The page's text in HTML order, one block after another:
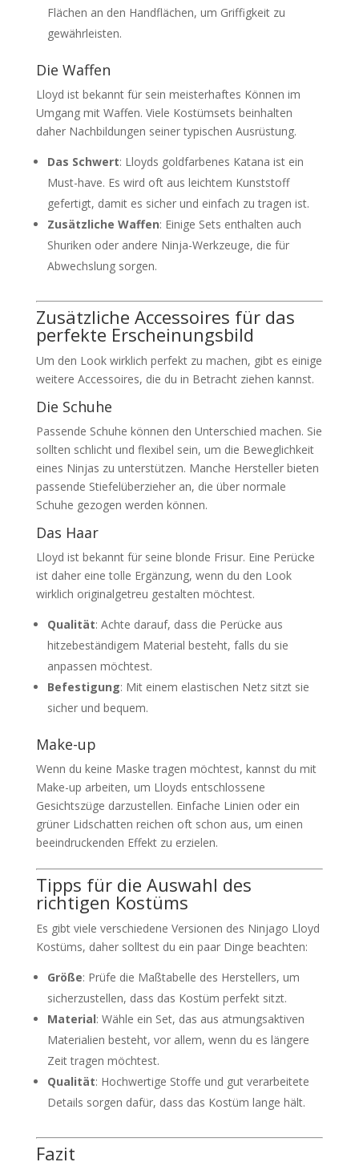
Flächen an den Handflächen, um Griffigkeit zu
gewährleisten.
Die Waffen
Lloyd ist bekannt für sein meisterhaftes Können im
Umgang mit Waffen. Viele Kostümsets beinhalten
daher Nachbildungen seiner typischen Ausrüstung.
Das Schwert: Lloyds goldfarbenes Katana ist ein
Must-have. Es wird oft aus leichtem Kunststoff
gefertigt, damit es sicher und einfach zu tragen ist.
Zusätzliche Waffen: Einige Sets enthalten auch
Shuriken oder andere Ninja-Werkzeuge, die für
Abwechslung sorgen.
Zusätzliche Accessoires für das
perfekte Erscheinungsbild
Um den Look wirklich perfekt zu machen, gibt es einige
weitere Accessoires, die du in Betracht ziehen kannst.
Die Schuhe
Passende Schuhe können den Unterschied machen. Sie
sollten schlicht und flexibel sein, um die Beweglichkeit
eines Ninjas zu unterstützen. Manche Hersteller bieten
passende Stiefelüberzieher an, die über normale
Schuhe gezogen werden können.
Das Haar
Lloyd ist bekannt für seine blonde Frisur. Eine Perücke
ist daher eine tolle Ergänzung, wenn du den Look
wirklich originalgetreu gestalten möchtest.
Qualität: Achte darauf, dass die Perücke aus
hitzebeständigem Material besteht, falls du sie
anpassen möchtest.
Befestigung: Mit einem elastischen Netz sitzt sie
sicher und bequem.
Make-up
Wenn du keine Maske tragen möchtest, kannst du mit
Make-up arbeiten, um Lloyds entschlossene
Gesichtszüge darzustellen. Einfache Linien oder ein
grüner Lidschatten reichen oft schon aus, um einen
beeindruckenden Effekt zu erzielen.
Tipps für die Auswahl des
richtigen Kostüms
Es gibt viele verschiedene Versionen des Ninjago Lloyd
Kostüms, daher solltest du ein paar Dinge beachten:
Größe: Prüfe die Maßtabelle des Herstellers, um
sicherzustellen, dass das Kostüm perfekt sitzt.
Material: Wähle ein Set, das aus atmungsaktiven
Materialien besteht, vor allem, wenn du es längere
Zeit tragen möchtest.
Qualität: Hochwertige Stoffe und gut verarbeitete
Details sorgen dafür, dass das Kostüm lange hält.
Fazit